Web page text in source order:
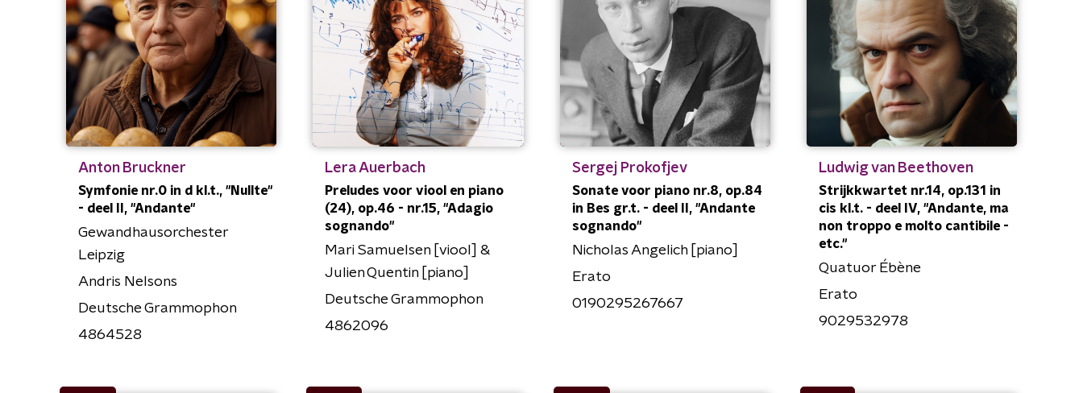
Anton Bruckner
Symfonie nr.0 in d kl.t., "Nullte"
- deel II, "Andante"
Gewandhausorchester
Leipzig
Andris Nelsons
Deutsche Grammophon
4864528
Lera Auerbach
Preludes voor viool en piano
(24), op.46 - nr.15, "Adagio
sognando"
Mari Samuelsen [viool] &
Julien Quentin [piano]
Deutsche Grammophon
4862096
Sergej Prokofjev
Sonate voor piano nr.8, op.84
in Bes gr.t. - deel II, "Andante
sognando"
Nicholas Angelich [piano]
Erato
0190295267667
Ludwig van Beethoven
Strijkkwartet nr.14, op.131 in
cis kl.t. - deel IV, "Andante, ma
non troppo e molto cantibile -
etc."
Quatuor Ébène
Erato
9029532978